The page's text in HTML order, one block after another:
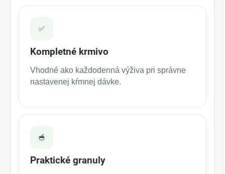
✅
Kompletné krmivo
Vhodné ako každodenná výživa pri správne
nastavenej kŕmnej dávke.
🥣
Praktické granuly